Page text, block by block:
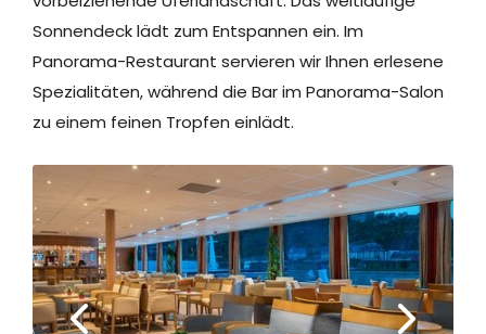
Sonnendeck lädt zum Entspannen ein. Im
Panorama-Restaurant servieren wir Ihnen erlesene
Spezialitäten, während die Bar im Panorama-Salon
zu einem feinen Tropfen einlädt.